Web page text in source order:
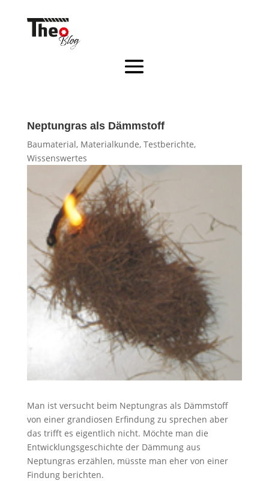
Neptungras als Dämmstoff
Baumaterial, Materialkunde, Testberichte,
Wissenswertes
Man ist versucht beim Neptungras als Dämmstoff
von einer grandiosen Erfindung zu sprechen aber
das trifft es eigentlich nicht. Möchte man die
Entwicklungsgeschichte der Dämmung aus
Neptungras erzählen, müsste man eher von einer
Findung berichten.